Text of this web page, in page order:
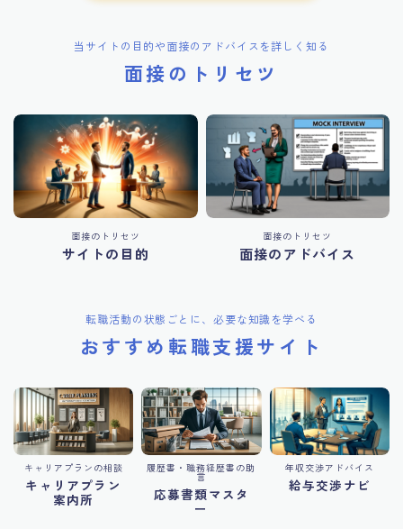
当サイトの目的や面接のアドバイスを詳しく知る
面接のトリセツ
面接のトリセツ
サイトの目的
面接のトリセツ
面接のアドバイス
転職活動の状態ごとに、必要な知識を学べる
おすすめ転職支援サイト
キャリアプランの相談
キャリアプラン
案内所
履歴書・職務経歴書の助
言
応募書類マスタ
ー
年収交渉アドバイス
給与交渉ナビ